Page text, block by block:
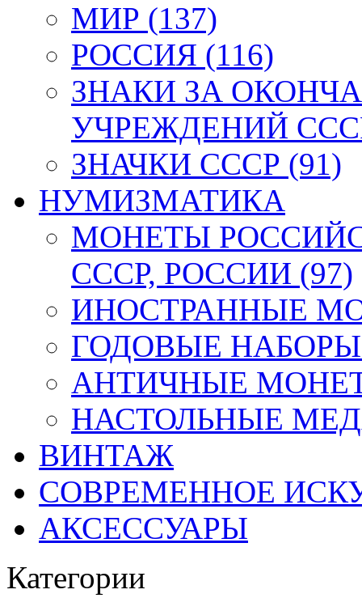
МИР (137)
РОССИЯ (116)
ЗНАКИ ЗА
УЧРЕЖДЕНИЙ
ЗНАЧКИ СССР (91)
НУМИЗМАТИКА
МОНЕТЫ
СССР, РОССИИ (97)
ИНОСТРАННЫЕ
ГОДОВЫЕ НАБОРЫ
АНТИЧНЫЕ
НАСТОЛЬНЫЕ
ВИНТАЖ
СОВРЕМЕННОЕ
АКСЕССУАРЫ
Категории